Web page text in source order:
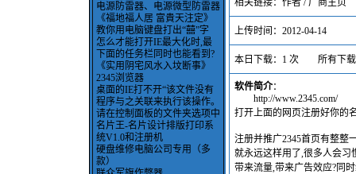
电源防雷器、电源微型防雷器
《福地福人居 富貴天注定》
教你用电脑键盘打出“囍”字
怎么才能打开IE最大化时,最
下面的任务栏同时也能看到?
《实用阴宅风水入坟断事》
2345浏览器
桌面的IE打不开“该文件没有
程序与之关联来执行该操作。
请在控制面板的文件夹选项中
名片王-名片设计排版打印系
统V1.0和注册机
硬盘维修电脑公司专用（多
款）
相关链接： 作者 / 厂商主页
上传时间：2012-04-14
本日下载：1 次 所有下载
软件简介：
http://www.2345.com/
打开上面的网页注册好你的
注册并推广2345首页有整整
就永远这样用了,很多人会习
带来流量,带来广告效应?同